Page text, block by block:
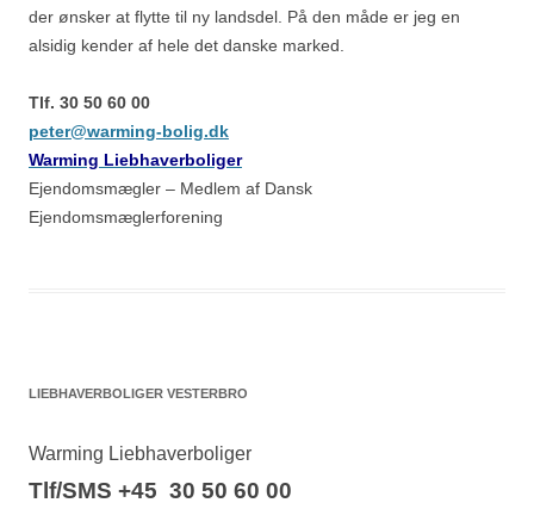
der ønsker at flytte til ny landsdel. På den måde er jeg en
alsidig kender af hele det danske marked.
Tlf. 30 50 60 00
peter@warming-bolig.dk
Warming Liebhaverboliger
Ejendomsmægler – Medlem af Dansk
Ejendomsmæglerforening
LIEBHAVERBOLIGER VESTERBRO
Warming Liebhaverboliger
Tlf/SMS +45 30 50 60 00